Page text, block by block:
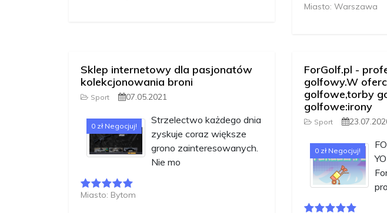
Miasto: Warszawa
Sklep internetowy dla pasjonatów
kolekcjonowania broni
Sport 07.05.2021
0 zł Negocjuj!
Strzelectwo każdego dnia
zyskuje coraz większe
grono zainteresowanych.
Nie mo
Miasto: Bytom
ForGolf.pl -
golfowy.W
golfowe,torby
golfowe:irony
Sport
0 zł Negocjuj!